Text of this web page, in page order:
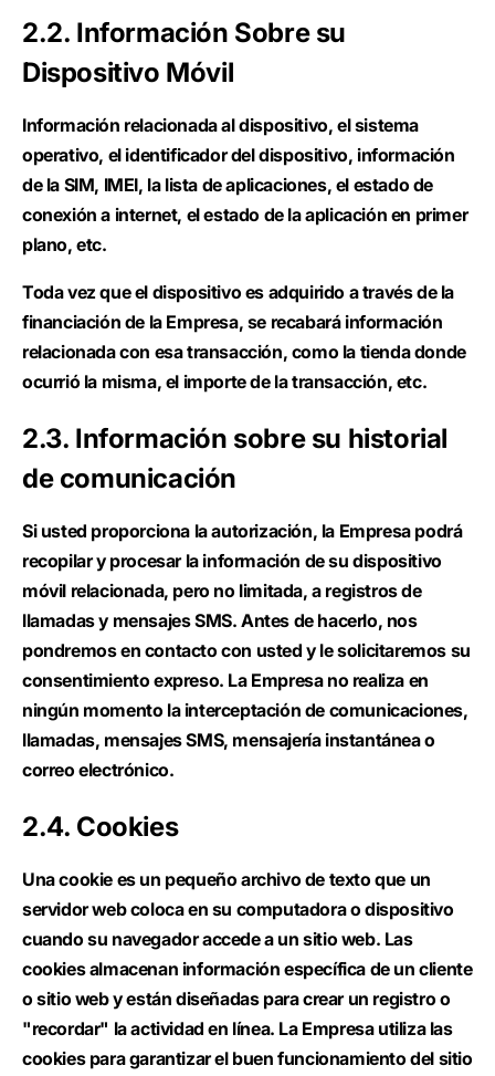
2.2. Información Sobre su
Dispositivo Móvil
Información relacionada al dispositivo, el sistema
operativo, el identificador del dispositivo, información
de la SIM, IMEI, la lista de aplicaciones, el estado de
conexión a internet, el estado de la aplicación en primer
plano, etc.
Toda vez que el dispositivo es adquirido a través de la
financiación de la Empresa, se recabará información
relacionada con esa transacción, como la tienda donde
ocurrió la misma, el importe de la transacción, etc.
2.3. Información sobre su historial
de comunicación
Si usted proporciona la autorización, la Empresa podrá
recopilar y procesar la información de su dispositivo
móvil relacionada, pero no limitada, a registros de
llamadas y mensajes SMS. Antes de hacerlo, nos
pondremos en contacto con usted y le solicitaremos su
consentimiento expreso. La Empresa no realiza en
ningún momento la interceptación de comunicaciones,
llamadas, mensajes SMS, mensajería instantánea o
correo electrónico.
2.4. Cookies
Una cookie es un pequeño archivo de texto que un
servidor web coloca en su computadora o dispositivo
cuando su navegador accede a un sitio web. Las
cookies almacenan información específica de un cliente
o sitio web y están diseñadas para crear un registro o
"recordar" la actividad en línea. La Empresa utiliza las
cookies para garantizar el buen funcionamiento del sitio